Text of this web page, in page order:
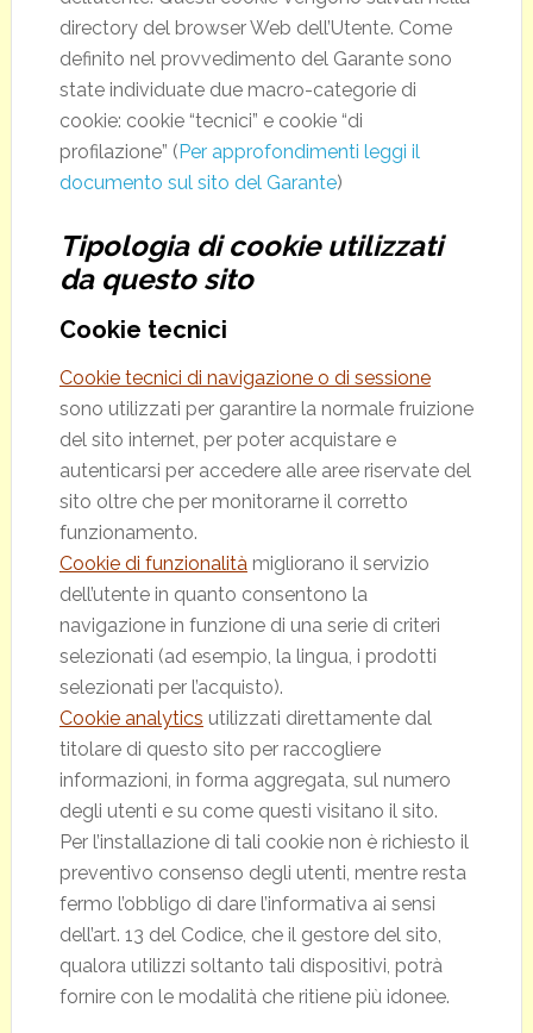
directory del browser Web dell’Utente. Come
definito nel provvedimento del Garante sono
state individuate due macro-categorie di
cookie: cookie “tecnici” e cookie “di
profilazione” (Per approfondimenti leggi il
documento sul sito del Garante)
Tipologia di cookie utilizzati
da questo sito
Cookie tecnici
Cookie tecnici di navigazione o di sessione
sono utilizzati per garantire la normale fruizione
del sito internet, per poter acquistare e
autenticarsi per accedere alle aree riservate del
sito oltre che per monitorarne il corretto
funzionamento.
Cookie di funzionalitàmigliorano il servizio
dell’utente in quanto consentono la
navigazione in funzione di una serie di criteri
selezionati (ad esempio, la lingua, i prodotti
selezionati per l’acquisto).
Cookie analytics utilizzati direttamente dal
titolare di questo sito per raccogliere
informazioni, in forma aggregata, sul numero
degli utenti e su come questi visitano il sito.
Per l’installazione di tali cookie non è richiesto il
preventivo consenso degli utenti, mentre resta
fermo l’obbligo di dare l’informativa ai sensi
dell’art. 13 del Codice, che il gestore del sito,
qualora utilizzi soltanto tali dispositivi, potrà
fornire con le modalità che ritiene più idonee.